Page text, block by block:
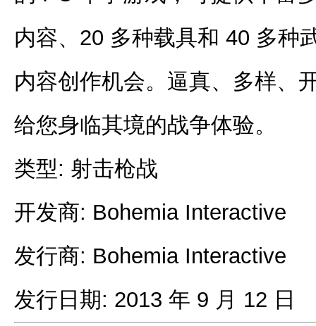
内容、20 多种载具和 40 多种
内容创作机会。逼真、多样
给您身临其境的战争体验。
类型: 射击枪战
开发商: Bohemia Interactive
发行商: Bohemia Interactive
发行日期: 2013 年 9 月 12 日